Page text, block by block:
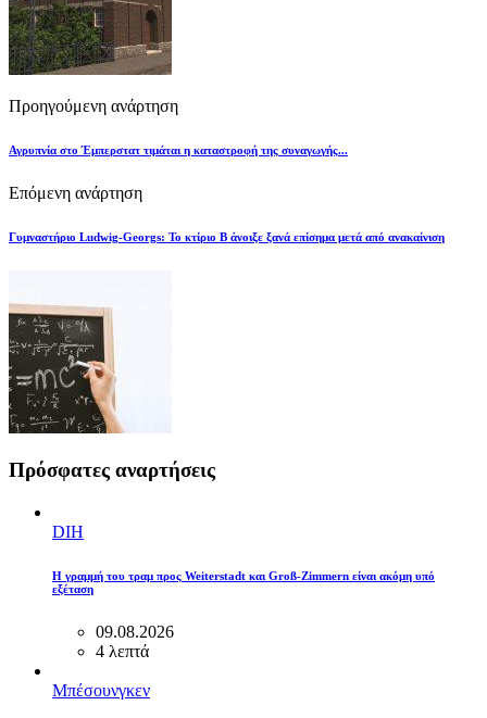
Προηγούμενη ανάρτηση
Αγρυπνία στο Έμπερστατ τιμάται η καταστροφή της συναγωγής...
Επόμενη ανάρτηση
Γυμναστήριο Ludwig-Georgs: Το κτίριο Β άνοιξε ξανά επίσημα μετά από ανακαίνιση
Πρόσφατες αναρτήσεις
DIH
Η γραμμή του τραμ προς Weiterstadt και Groß-Zimmern είναι ακόμη υπό
εξέταση
09.08.2026
4 λεπτά
Μπέσουνγκεν